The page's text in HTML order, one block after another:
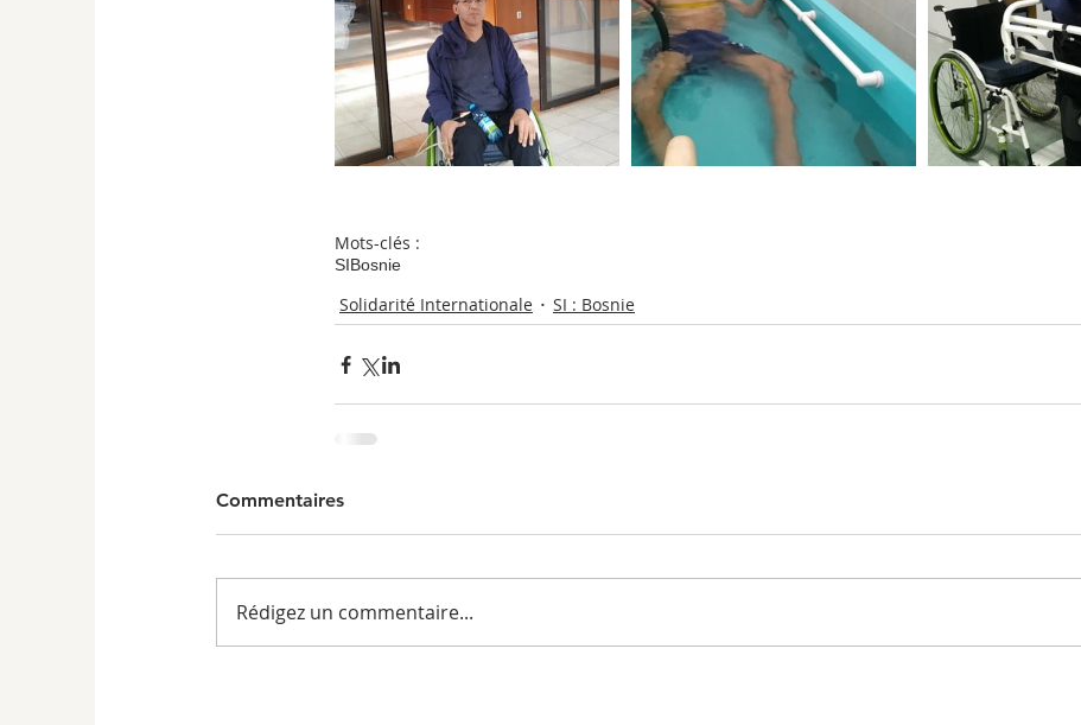
Mots-clés :
SIBosnie
Solidarité Internationale SI : Bosnie
Commentaires
Rédigez un commentaire...